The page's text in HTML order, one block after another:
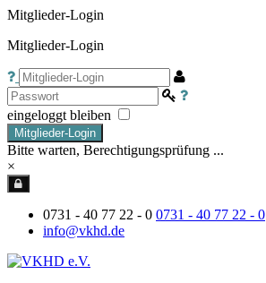
Mitglieder-Login
Mitglieder-Login
eingeloggt bleiben
Mitglieder-Login
Bitte warten, Berechtigungsprüfung ...
×
0731 - 40 77 22 - 0 0731 - 40 77 22 - 0
info@vkhd.de